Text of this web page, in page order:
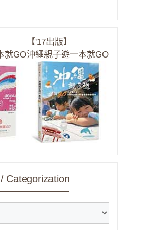
就GO
【'17出版】
沖繩親子遊一本就GO
Categorization